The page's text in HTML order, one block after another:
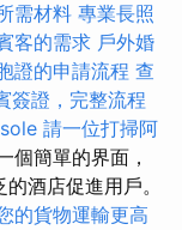
需材料 專業長照
客的需求 戶外婚
證的申請流程 查
簽證，完整流程
請一位打掃阿
個簡單的界面，
酒店促進用戶。
的貨物運輸更高